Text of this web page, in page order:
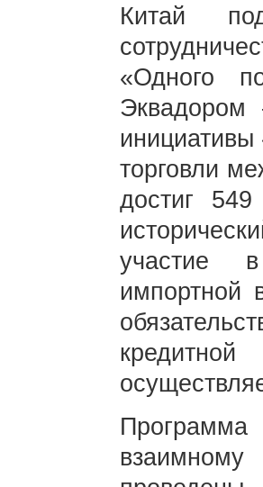
Китай
«Одного
Эквадором
торговли
достиг
участие
импортной